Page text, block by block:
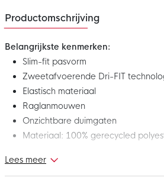
Productomschrijving
Belangrijkste kenmerken:
Slim-fit pasvorm
Zweetafvoerende Dri-FIT
Elastisch materiaal
Raglanmouwen
Onzichtbare duimgaten
Materiaal: 100% gerecycled
Dit is het nieuwe Nike Dri-FIT Park
Kids Grijs. Het ondershirt maakt deel
Lees meer